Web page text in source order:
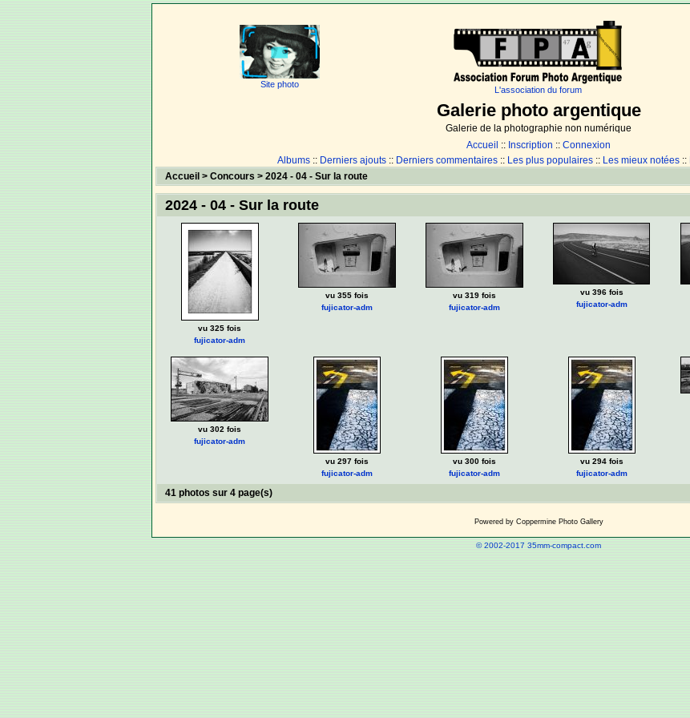
Site photo
L'association du forum
Galerie photo argentique
Galerie de la photographie non numérique
Accueil :: Inscription :: Connexion
Albums :: Derniers ajouts :: Derniers commentaires :: Les plus populaires :: Les mieux notées ::
Accueil > Concours > 2024 - 04 - Sur la route
2024 - 04 - Sur la route
vu 325 fois
fujicator-adm
vu 355 fois
fujicator-adm
vu 319 fois
fujicator-adm
vu 396 fois
fujicator-adm
vu 302 fois
fujicator-adm
vu 297 fois
fujicator-adm
vu 300 fois
fujicator-adm
vu 294 fois
fujicator-adm
41 photos sur 4 page(s)
Powered by Coppermine Photo Gallery
© 2002-2017 35mm-compact.com